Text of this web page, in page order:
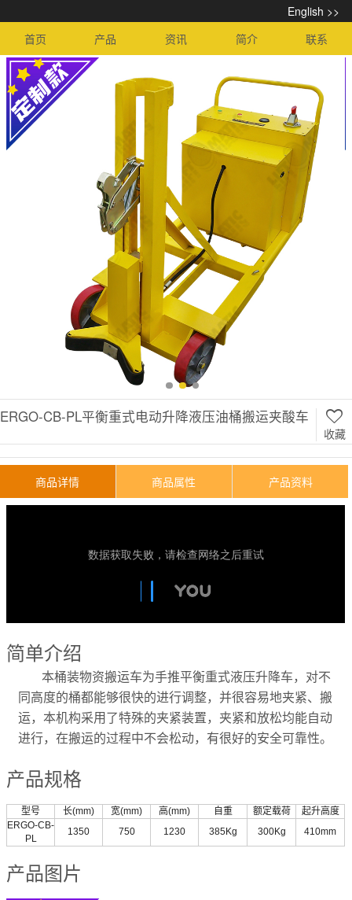
English >>
首页
产品 资讯 简介 联系
ERGO-CB-PL平衡重式电动升降液压油桶搬运夹酸车
收藏
商品详情 商品属性 产品资料
简单介绍
本桶装物资搬运车为手推平衡重式液压升降车，对不
同高度的桶都能够很快的进行调整，并很容易地夹紧、搬
运，本机构采用了特殊的夹紧装置，夹紧和放松均能自动
进行，在搬运的过程中不会松动，有很好的安全可靠性。
产品规格
型号 长(mm) 宽(mm) 高(mm) 自重 额定载荷
起升高度
ERGO-CB-
PL
1350 750 1230 385Kg 300Kg 410mm
产品图片